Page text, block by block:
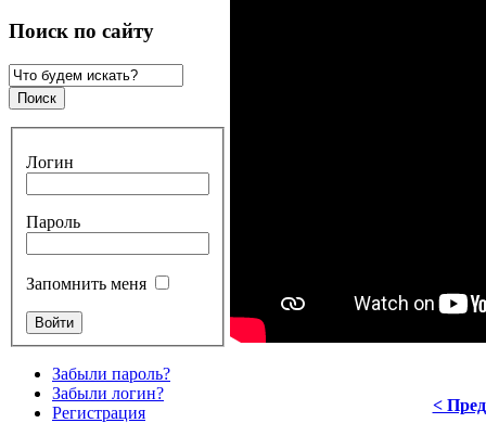
Поиск по сайту
Логин
Пароль
Запомнить меня
Забыли пароль?
Забыли логин?
Регистрация
<